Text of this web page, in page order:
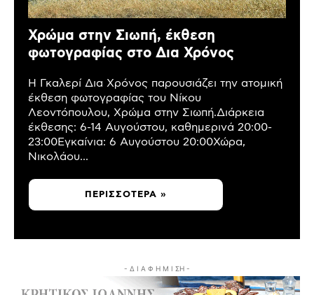
Χρώμα στην Σιωπή, έκθεση
φωτογραφίας στο Δια Χρόνος
Η Γκαλερί Δια Χρόνος παρουσιάζει την ατομική
έκθεση φωτογραφίας του Νίκου
Λεοντόπουλου, Χρώμα στην Σιωπή.Διάρκεια
έκθεσης: 6-14 Αυγούστου, καθημερινά 20:00-
23:00Εγκαίνια: 6 Αυγούστου 20:00Χώρα,
Νικολάου...
ΠΕΡΙΣΣΌΤΕΡΑ »
- Δ Ι Α Φ Η Μ Ι ΣΗ -